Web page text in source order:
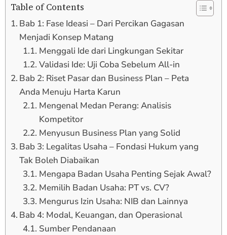
Table of Contents
Bab 1: Fase Ideasi – Dari Percikan Gagasan
Menjadi Konsep Matang
Menggali Ide dari Lingkungan Sekitar
Validasi Ide: Uji Coba Sebelum All-in
Bab 2: Riset Pasar dan Business Plan – Peta
Anda Menuju Harta Karun
Mengenal Medan Perang: Analisis
Kompetitor
Menyusun Business Plan yang Solid
Bab 3: Legalitas Usaha – Fondasi Hukum yang
Tak Boleh Diabaikan
Mengapa Badan Usaha Penting Sejak Awal?
Memilih Badan Usaha: PT vs. CV?
Mengurus Izin Usaha: NIB dan Lainnya
Bab 4: Modal, Keuangan, dan Operasional
Sumber Pendanaan